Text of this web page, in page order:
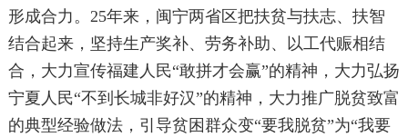
形成合力。25年来，闽宁两省区把扶贫与扶志、扶智
结合起来，坚持生产奖补、劳务补助、以工代赈相结
合，大力宣传福建人民“敢拼才会赢”的精神，大力弘扬
宁夏人民“不到长城非好汉”的精神，大力推广脱贫致富
的典型经验做法，引导贫困群众变“要我脱贫”为“我要